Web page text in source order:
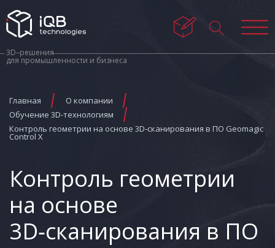
3D–решения
для промышленности и бизнеса
Главная
О компании
Обучение 3D-технологиям
Контроль геометрии на основе 3D‑сканирования в ПО Geomagic
Control X
Контроль геометрии
на основе
3D‑сканирования в ПО